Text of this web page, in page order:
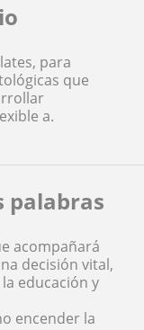
para
que
a.
palabras
acompañará
decisión vital,
educación y
encender la